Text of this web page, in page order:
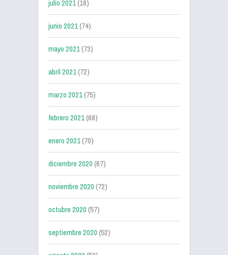
julio 2021(18)
junio 2021(74)
mayo 2021(73)
abril 2021(72)
marzo 2021(75)
febrero 2021(68)
enero 2021(70)
diciembre 2020(67)
noviembre 2020(72)
octubre 2020(57)
septiembre 2020(52)